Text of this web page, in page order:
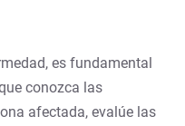
es fundamental
conozca las
afectada, evalúe las